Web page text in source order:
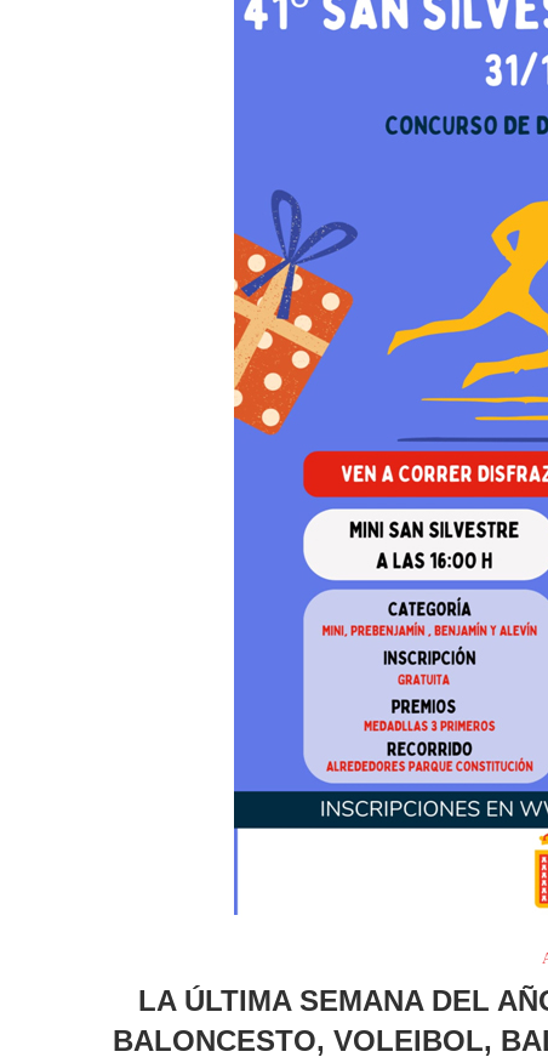
LA ÚLTIMA SEMANA DEL
BALONCESTO, VOLEIBOL,